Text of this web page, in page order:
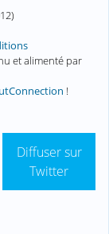
)
et alimenté par
!
Diffuser sur
Twitter